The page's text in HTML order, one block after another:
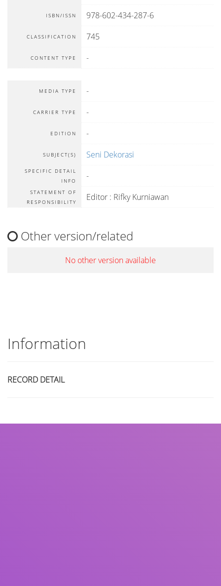
ISBN/ISSN 978-602-434-287-6
CLASSIFICATION 745
CONTENT TYPE -
MEDIA TYPE -
CARRIER TYPE -
EDITION -
SUBJECT(S) Seni Dekorasi
SPECIFIC DETAIL
INFO
-
STATEMENT OF
RESPONSIBILITY
Editor : Rifky Kurniawan
Other version/related
No other version available
Information
RECORD DETAIL